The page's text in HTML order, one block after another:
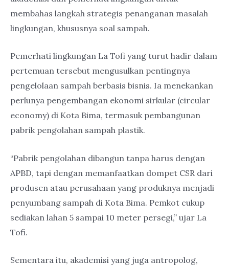
membahas langkah strategis penanganan masalah
lingkungan, khususnya soal sampah.
Pemerhati lingkungan La Tofi yang turut hadir dalam
pertemuan tersebut mengusulkan pentingnya
pengelolaan sampah berbasis bisnis. Ia menekankan
perlunya pengembangan ekonomi sirkular (circular
economy) di Kota Bima, termasuk pembangunan
pabrik pengolahan sampah plastik.
“Pabrik pengolahan dibangun tanpa harus dengan
APBD, tapi dengan memanfaatkan dompet CSR dari
produsen atau perusahaan yang produknya menjadi
penyumbang sampah di Kota Bima. Pemkot cukup
sediakan lahan 5 sampai 10 meter persegi,” ujar La
Tofi.
Sementara itu, akademisi yang juga antropolog,